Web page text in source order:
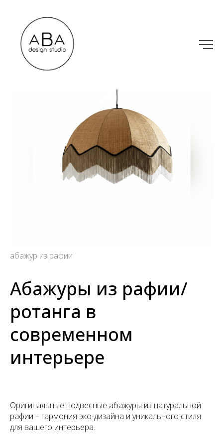
абажур из рафии
Абажуры из рафии/
ротанга в
современном
интерьере
Оригинальные подвесные абажуры из натуральной
рафии – гармония эко-дизайна и уникального стиля
для вашего интерьера.